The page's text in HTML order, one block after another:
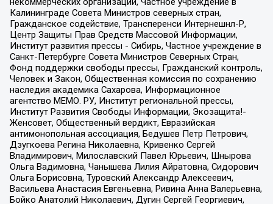
Калининграде Совета Министров северных стран,
Гражданское содействие, Трансперенси Интернешнл-Р,
Центр Защиты Прав Средств Массовой Информации,
Институт развития прессы - Сибирь, Частное учреждение в
Санкт-Петербурге Совета Министров Северных Стран,
Фонд поддержки свободы прессы, Гражданский контроль,
Человек и Закон, Общественная комиссия по сохранению
наследия академика Сахарова, Информационное
агентство МЕМО. РУ, Институт региональной прессы,
Институт Развития Свободы Информации, Экозащита!-
Женсовет, Общественный вердикт, Евразийская
антимонопольная ассоциация, Бедушев Петр Петрович,
Дзугкоева Регина Николаевна, Кривенко Сергей
Владимирович, Милославский Павел Юрьевич, Шнырова
Ольга Вадимовна, Чанышева Лилия Айратовна, Сидорович
Ольга Борисовна, Туровский Александр Алексеевич,
Васильева Анастасия Евгеньевна, Ривина Анна Валерьевна,
Бойко Анатолий Николаевич, Дугин Сергей Георгиевич,